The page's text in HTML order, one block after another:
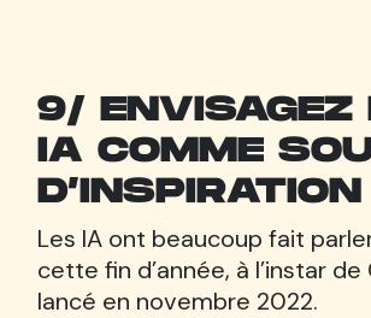
9/ ENVISAGEZ
IA COMME
D’INSPIRATION
Les IA ont beaucoup fait
cette fin d’année, à l’instar de
lancé en novembre 2022.